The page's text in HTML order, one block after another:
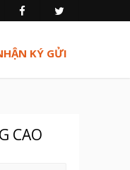
KÝ GỬI
CAO